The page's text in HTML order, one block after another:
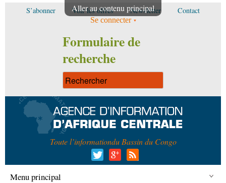
Aller au contenu principal
S’abonner Voir les offres Newsletter Contact
Se connecter
Formulaire de
recherche
Toute l’informationdu Bassin du Congo
Menu principal